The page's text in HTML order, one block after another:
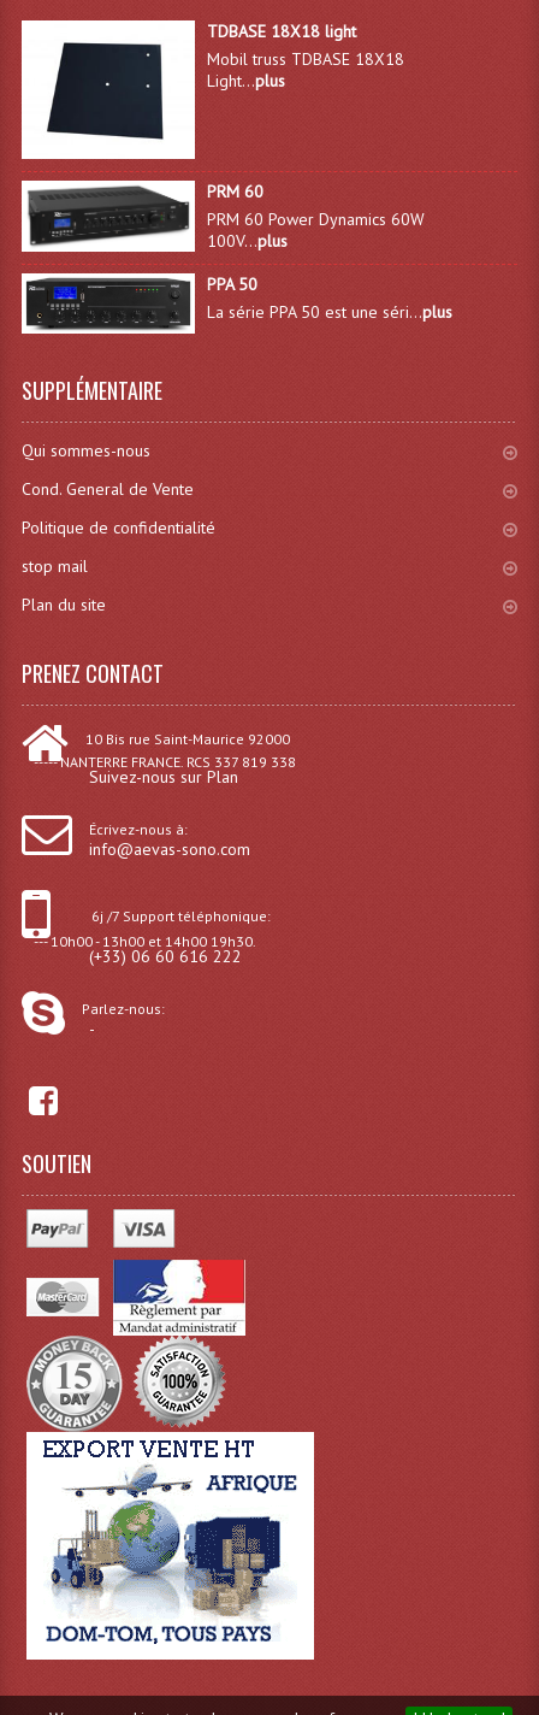
Liquide À Neige
Liquides À Mousse
Nos Occasions Et Stock B
Les Occasions
CRÉER UN COMPTE
TDBASE 18X18 light
Mobil truss TDBASE 18X18
Light...plus
PRM 60
PRM 60 Power Dynamics 60W
100V...plus
PPA 50
La série PPA 50 est une séri...plus
SUPPLÉMENTAIRE
Qui sommes-nous
Cond. General de Vente
Politique de confidentialité
stop mail
Plan du site
PRENEZ CONTACT
10 Bis rue Saint-Maurice 92000
----- NANTERRE FRANCE. RCS 337 819 338
Suivez-nous sur Plan
Écrivez-nous à:
info@aevas-sono.com
6j /7 Support téléphonique:
--- 10h00 - 13h00 et 14h00 19h30.
(+33) 06 60 616 222
Parlez-nous:
-
SOUTIEN